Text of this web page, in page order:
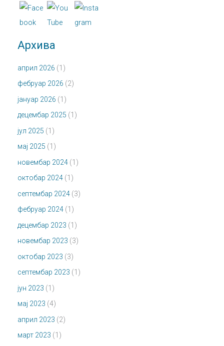
Архива
април 2026 (1)
фебруар 2026 (2)
јануар 2026 (1)
децембар 2025 (1)
јул 2025 (1)
мај 2025 (1)
новембар 2024(1)
октобар 2024(1)
септембар 2024(3)
фебруар 2024(1)
децембар 2023 (1)
новембар 2023 (3)
октобар 2023 (3)
септембар 2023 (1)
јун 2023 (1)
мај 2023 (4)
април 2023 (2)
март 2023 (1)